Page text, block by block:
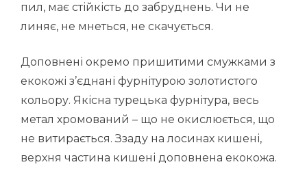
пил, має стійкість до забруднень. Чи не
линяє, не мнеться, не скачується.
Доповнені окремо пришитими смужками з
екокожі з’єднані фурнітурою золотистого
кольору. Якісна турецька фурнітура, весь
метал хромований – що не окислюється, що
не витирається. Ззаду на лосинах кишені,
верхня частина кишені доповнена екокожа.